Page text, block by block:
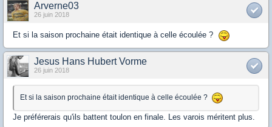
Arverne03
26 juin 2018
Et si la saison prochaine était identique à celle écoulée ?
Jesus Hans Hubert Vorme
26 juin 2018
Et si la saison prochaine était identique à celle écoulée ?
Je préférerais qu'ils battent toulon en finale. Les varois méritent plus.